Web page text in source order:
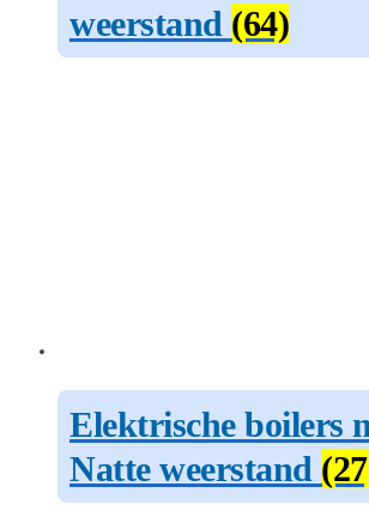
weerstand (64)
Elektrische boilers
Natte weerstand